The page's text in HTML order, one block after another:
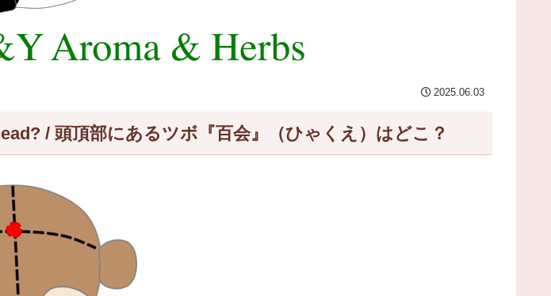
2025.06.03
/ 頭頂部にあるツボ『百会』（ひゃくえ）はどこ？